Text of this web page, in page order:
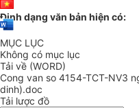
Định dạng văn bản hiện có:
MỤC LỤC
Không có mục lục
Tải về (WORD)
Cong van so 4154-TCT-NV3
dinh).doc
Tải lược đồ